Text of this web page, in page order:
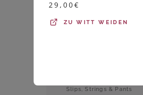
Slips, Strings & Pants
29,00€
ZUWITT WEIDEN